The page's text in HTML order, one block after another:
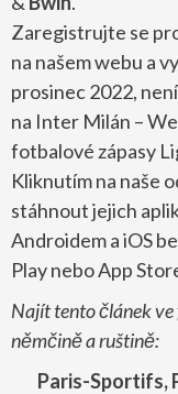
Zaregistrujte se
na našem webu a
prosinec 2022,
na Inter Milán –
fotbalové zápasy
Kliknutím na naše
stáhnout jejich
Androidem a iOS
Play nebo App
Najít tento článek
němčině a ruštině:
Paris-Sportifs,